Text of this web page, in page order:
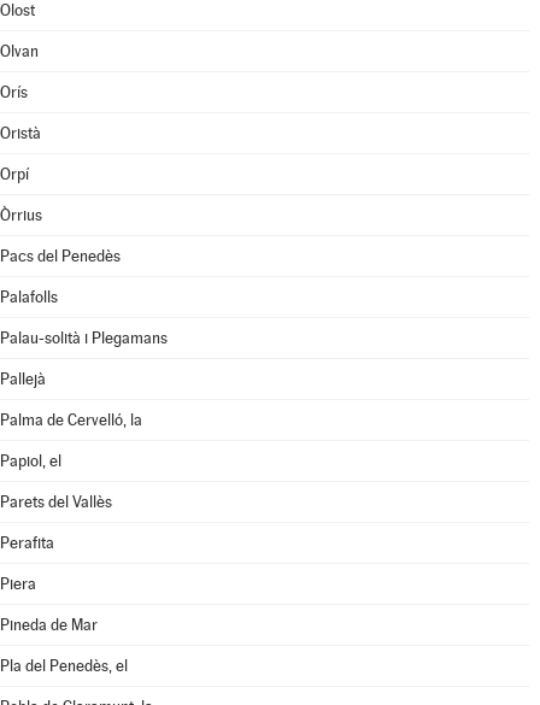
Olost
Olvan
Orís
Oristà
Orpí
Òrrius
Pacs del Penedès
Palafolls
Palau-solità i Plegamans
Pallejà
Palma de Cervelló, la
Papiol, el
Parets del Vallès
Perafita
Piera
Pineda de Mar
Pla del Penedès, el